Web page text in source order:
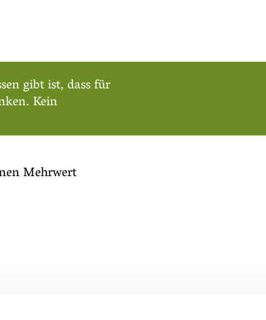
gibt ist, dass für
Kein
Mehrwert